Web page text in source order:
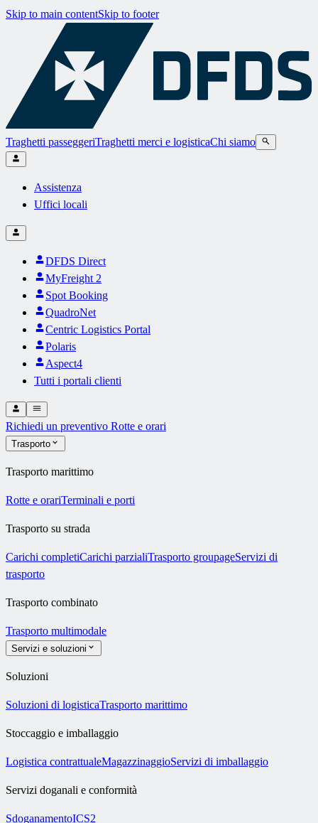
Skip to main contentSkip to footer
Traghetti passeggeriTraghetti merci e logisticaChi siamo
Assistenza
Uffici locali
DFDS Direct
MyFreight 2
Spot Booking
QuadroNet
Centric Logistics Portal
Polaris
Aspect4
Tutti i portali clienti
Richiedi un preventivo Rotte e orari
Trasporto
Trasporto marittimo
Rotte e orariTerminali e porti
Trasporto su strada
Carichi completiCarichi parzialiTrasporto groupageServizi di
trasporto
Trasporto combinato
Trasporto multimodale
Servizi e soluzioni
Soluzioni
Soluzioni di logisticaTrasporto marittimo
Stoccaggio e imballaggio
Logistica contrattualeMagazzinaggioServizi di imballaggio
Servizi doganali e conformità
SdoganamentoICS2